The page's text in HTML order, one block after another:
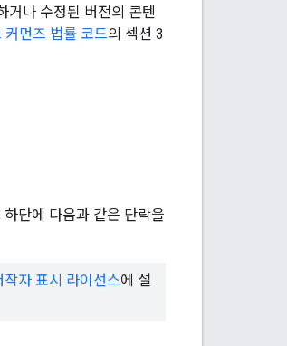
거나 수정된 버전의 콘텐
커먼즈 법률 코드의 섹션 3
단에 다음과 같은 단락을
자 표시 라이선스에 설